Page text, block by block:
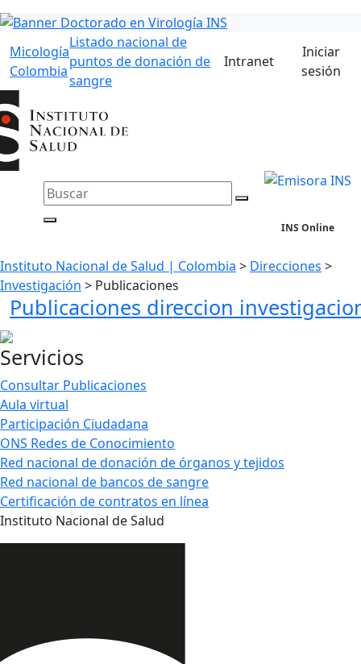
Micología
Colombia
Listado nacional de
puntos de donación de
sangre
Intranet
Iniciar
sesión
INS Online
Instituto Nacional de Salud | Colombia > Direcciones >
Investigación > Publicaciones
Publicaciones direccion
Servicios
Consultar Publicaciones
Aula virtual
Participación Ciudadana
ONS Redes de Conocimiento
Red nacional de donación de órganos y tejidos
Red nacional de bancos de sangre
Certificación de contratos en línea
Instituto Nacional de Salud